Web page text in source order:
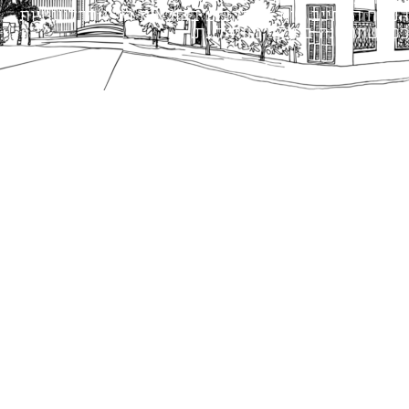
הנוסח המחייב הוא זה הקבוע בהוראות הדין הרלוונטיות
כפי שתהיינה בתוקף מעת לעת.